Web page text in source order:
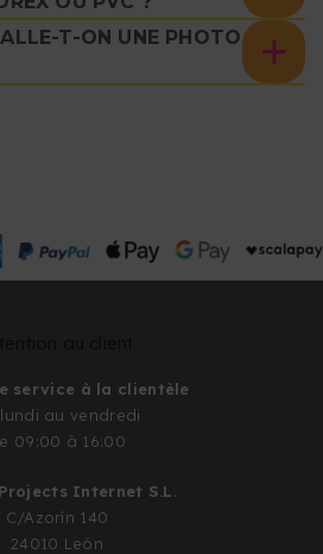
T-ON UNE PHOTO
service à la clientèle
au vendredi
09:00 à 16:00
Internet S.L.
C/Azorín 140
24010 León